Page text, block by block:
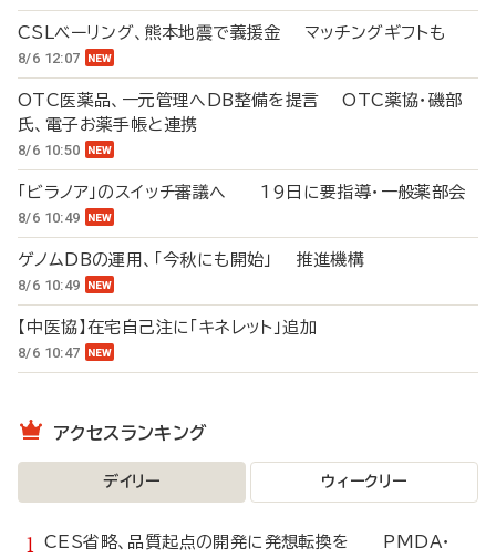
CSLベーリング、熊本地震で義援金 マッチングギフトも
8/6 12:07
OTC医薬品、一元管理へDB整備を提言 OTC薬協・磯部
氏、電子お薬手帳と連携
8/6 10:50
「ビラノア」のスイッチ審議へ 19日に要指導・一般薬部会
8/6 10:49
ゲノムDBの運用、「今秋にも開始」 推進機構
8/6 10:49
【中医協】在宅自己注に「キネレット」追加
8/6 10:47
アクセスランキング
デイリー ウィークリー
CES省略、品質起点の開発に発想転換を PMDA・